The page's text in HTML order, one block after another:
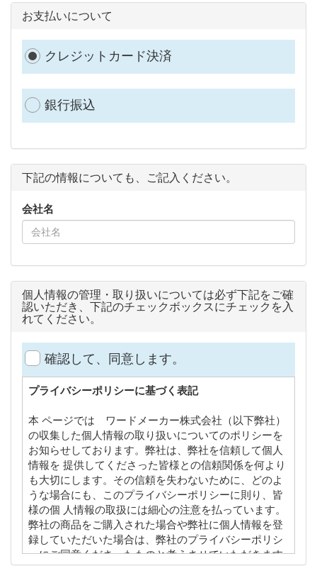
お支払いについて
クレジットカード決済
銀行振込
下記の情報についても、ご記入ください。
会社名
個人情報の管理・取り扱いについては必ず下記をご確
認いただき、下記のチェックボックスにチェックを入
れてください。
確認して、同意します。
プライバシーポリシーに基づく表記
本 ページでは ワードメーカー株式会社（以下弊社）
の収集した個人情報の取り扱いについてのポリシーを
お知らせしております。弊社は、弊社を信頼して個人
情報を 提供してくださった皆様との信頼関係を何より
も大切にします。その信頼を失わないために、どのよ
うな場合にも、このプライバシーポリシーに則り、皆
様の個 人情報の取扱には細心の注意を払っています。
弊社の商品をご購入された場合や弊社に個人情報を登
録していただいた場合は、弊社のプライバシーポリシ
ーにご同意くださったものと考えさせていただきます
ので、本プライバシーポリシーの内容を熟読してご理